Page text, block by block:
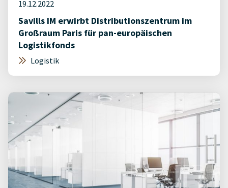
19.12.2022
Savills IM erwirbt Distributionszentrum im
Großraum Paris für pan-europäischen
Logistikfonds
Logistik